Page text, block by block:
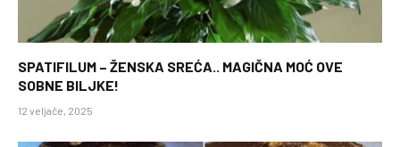
SPATIFILUM – ŽENSKA SREĆA.. MAGIČNA MOĆ OVE
SOBNE BILJKE!
12 veljače, 2025